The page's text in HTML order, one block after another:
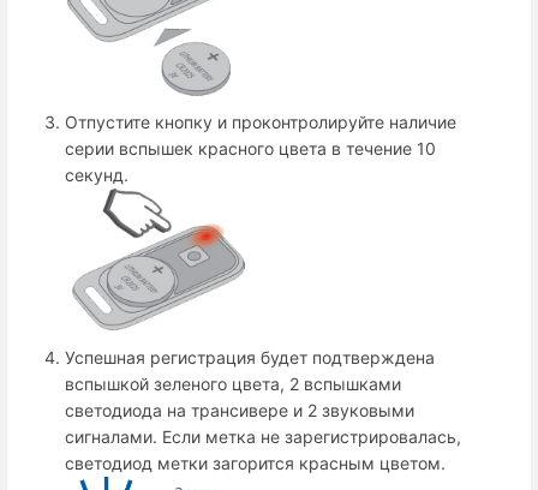
Отпустите кнопку и проконтролируйте наличие
серии вспышек красного цвета в течение 10
секунд.
Успешная регистрация будет подтверждена
вспышкой зеленого цвета, 2 вспышками
светодиода на трансивере и 2 звуковыми
сигналами. Если метка не зарегистрировалась,
светодиод метки загорится красным цветом.